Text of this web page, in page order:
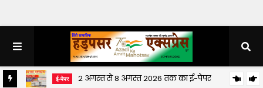
ई-पेपर 2 अगस्त से 8 अगस्त 2026 तक का ई-पेपर